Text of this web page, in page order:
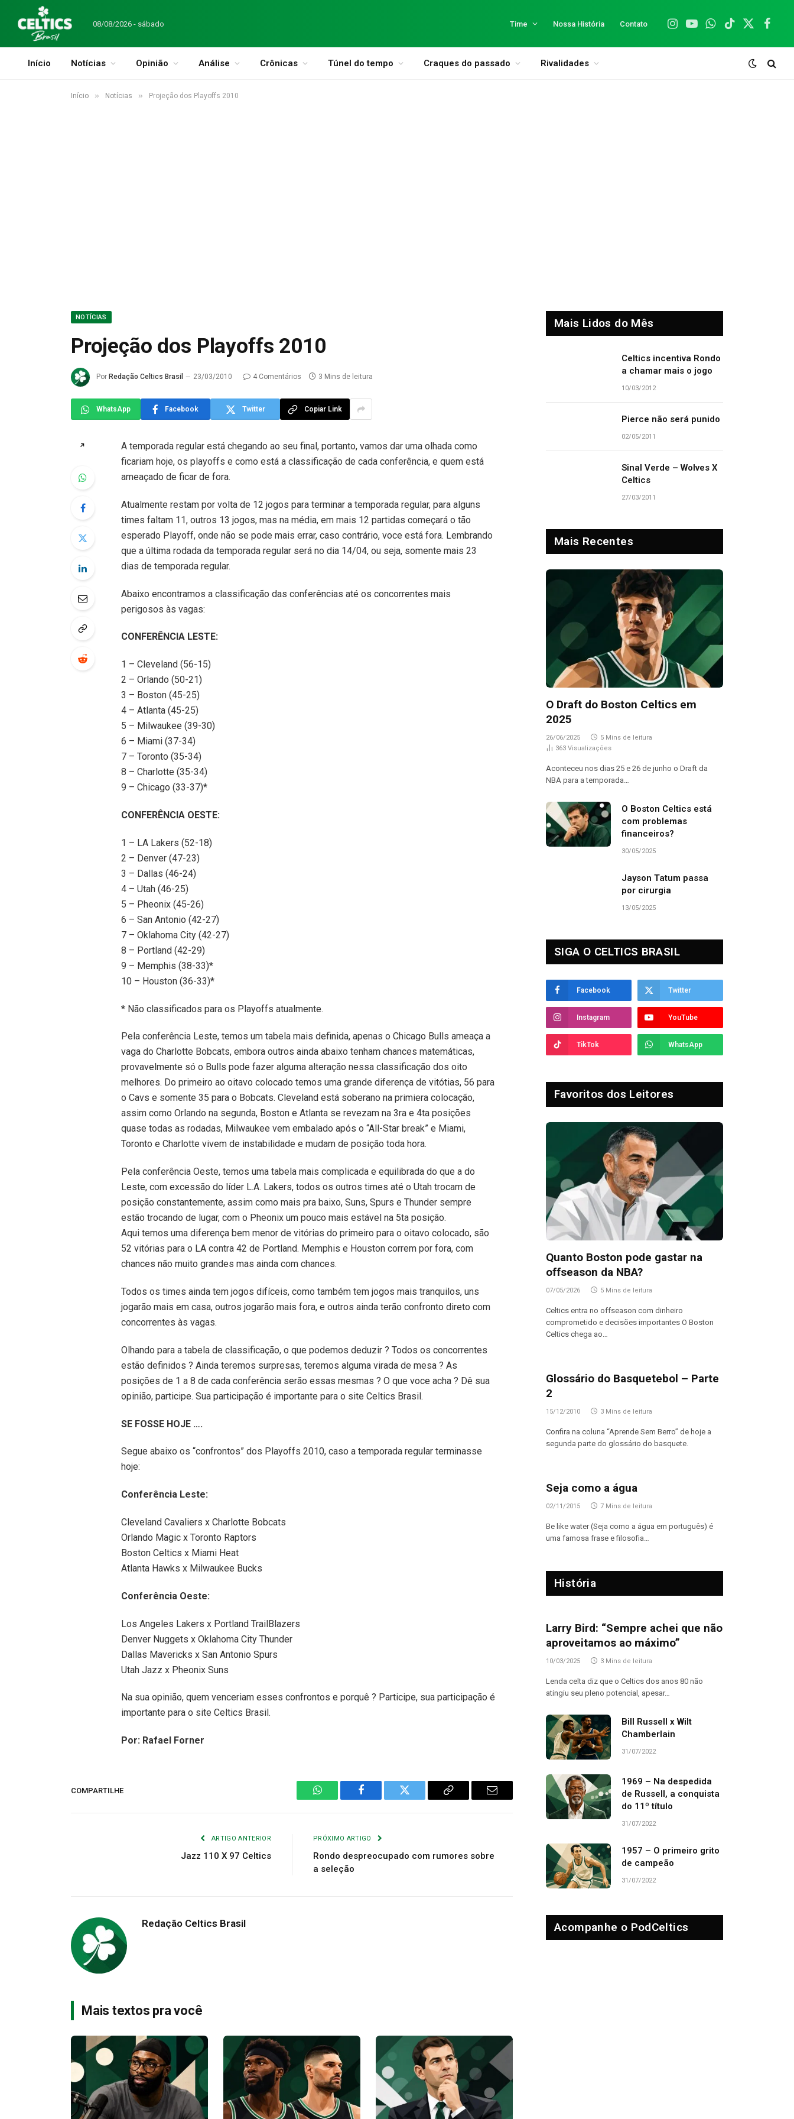
08/08/2026 - sábado Time Nossa História Contato
Instagram
YouTubeWhatsApp
TikTok
X
Início Notícias Opinião Análise Crônicas Túnel do tempo Craques do passado Rivalidades
Início » Notícias » Projeção dos Playoffs 2010
NOTÍCIAS
Projeção dos Playoffs 2010
Por Redação Celtics Brasil 23/03/2010 4 Comentários 3 Mins de leitura
WhatsApp Facebook Twitter Copiar Link
↗
A temporada regular está chegando ao seu final, portanto, vamos dar uma olhada como
ficariam hoje, os playoffs e como está a classificação de cada conferência, e quem está
ameaçado de ficar de fora.
Atualmente restam por volta de 12 jogos para terminar a temporada regular, para alguns
times faltam 11, outros 13 jogos, mas na média, em mais 12 partidas começará o tão
esperado Playoff, onde não se pode mais errar, caso contrário, voce está fora. Lembrando
que a última rodada da temporada regular será no dia 14/04, ou seja, somente mais 23
dias de temporada regular.
Abaixo encontramos a classificação das conferências até os concorrentes mais
perigosos às vagas:
CONFERÊNCIA LESTE:
1 – Cleveland (56-15)
2 – Orlando (50-21)
3 – Boston (45-25)
4 – Atlanta (45-25)
5 – Milwaukee (39-30)
6 – Miami (37-34)
7 – Toronto (35-34)
8 – Charlotte (35-34)
9 – Chicago (33-37)*
CONFERÊNCIA OESTE:
1 – LA Lakers (52-18)
2 – Denver (47-23)
3 – Dallas (46-24)
4 – Utah (46-25)
5 – Pheonix (45-26)
6 – San Antonio (42-27)
7 – Oklahoma City (42-27)
8 – Portland (42-29)
9 – Memphis (38-33)*
10 – Houston (36-33)*
* Não classificados para os Playoffs atualmente.
Pela conferência Leste, temos um tabela mais definida, apenas o Chicago Bulls ameaça a
vaga do Charlotte Bobcats, embora outros ainda abaixo tenham chances matemáticas,
provavelmente só o Bulls pode fazer alguma alteração nessa classificação dos oito
melhores. Do primeiro ao oitavo colocado temos uma grande diferença de vitótias, 56 para
o Cavs e somente 35 para o Bobcats. Cleveland está soberano na primiera colocação,
assim como Orlando na segunda, Boston e Atlanta se revezam na 3ra e 4ta posições
quase todas as rodadas, Milwaukee vem embalado após o “All-Star break” e Miami,
Toronto e Charlotte vivem de instabilidade e mudam de posição toda hora.
Pela conferência Oeste, temos uma tabela mais complicada e equilibrada do que a do
Leste, com excessão do líder L.A. Lakers, todos os outros times até o Utah trocam de
posição constantemente, assim como mais pra baixo, Suns, Spurs e Thunder sempre
estão trocando de lugar, com o Pheonix um pouco mais estável na 5ta posição.
Aqui temos uma diferença bem menor de vitórias do primeiro para o oitavo colocado, são
52 vitórias para o LA contra 42 de Portland. Memphis e Houston correm por fora, com
chances não muito grandes mas ainda com chances.
Todos os times ainda tem jogos difíceis, como também tem jogos mais tranquilos, uns
jogarão mais em casa, outros jogarão mais fora, e outros ainda terão confronto direto com
concorrentes às vagas.
Olhando para a tabela de classificação, o que podemos deduzir ? Todos os concorrentes
estão definidos ? Ainda teremos surpresas, teremos alguma virada de mesa ? As
posições de 1 a 8 de cada conferência serão essas mesmas ? O que voce acha ? Dê sua
opinião, participe. Sua participação é importante para o site Celtics Brasil.
SE FOSSE HOJE ….
Segue abaixo os “confrontos” dos Playoffs 2010, caso a temporada regular terminasse
hoje:
Conferência Leste:
Cleveland Cavaliers x Charlotte Bobcats
Orlando Magic x Toronto Raptors
Boston Celtics x Miami Heat
Atlanta Hawks x Milwaukee Bucks
Conferência Oeste:
Los Angeles Lakers x Portland TrailBlazers
Denver Nuggets x Oklahoma City Thunder
Dallas Mavericks x San Antonio Spurs
Utah Jazz x Pheonix Suns
Na sua opinião, quem venceriam esses confrontos e porquê ? Participe, sua participação é
importante para o site Celtics Brasil.
Por: Rafael Forner
COMPARTILHE
WhatsAppFacebook Twitter
Copiar
E-
ARTIGO ANTERIOR
Jazz 110 X 97 Celtics
PRÓXIMO ARTIGO
Rondo despreocupado com rumores sobre
a seleção
Redação Celtics Brasil
Mais textos pra você
Mais Lidos do Mês
Celtics incentiva Rondo
a chamar mais o jogo
10/03/2012
Pierce não será punido
02/05/2011
Sinal Verde – Wolves X
Celtics
27/03/2011
Mais Recentes
O Draft do Boston Celtics em
2025
26/06/2025
5 Mins de leitura
363 Visualizações
Aconteceu nos dias 25 e 26 de junho o Draft da
NBA para a temporada…
O Boston Celtics está
com problemas
financeiros?
30/05/2025
Jayson Tatum passa
por cirurgia
13/05/2025
SIGA O CELTICS BRASIL
Facebook Twitter
Instagram YouTube
TikTok WhatsApp
Favoritos dos Leitores
Quanto Boston pode gastar na
offseason da NBA?
07/05/2026 5 Mins de leitura
Celtics entra no offseason com dinheiro
comprometido e decisões importantes O Boston
Celtics chega ao…
Glossário do Basquetebol – Parte
2
15/12/2010 3 Mins de leitura
Confira na coluna “Aprende Sem Berro” de hoje a
segunda parte do glossário do basquete.
Seja como a água
02/11/2015 7 Mins de leitura
Be like water (Seja como a água em português) é
uma famosa frase e filosofia…
História
Larry Bird: “Sempre achei que não
aproveitamos ao máximo”
10/03/2025 3 Mins de leitura
Lenda celta diz que o Celtics dos anos 80 não
atingiu seu pleno potencial, apesar…
Bill Russell x Wilt
Chamberlain
31/07/2022
1969 – Na despedida
de Russell, a conquista
do 11º título
31/07/2022
1957 – O primeiro grito
de campeão
31/07/2022
Acompanhe o PodCeltics